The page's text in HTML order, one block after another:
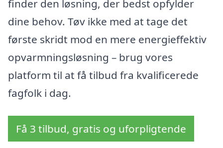
finder den løsning, der bedst opfylder
dine behov. Tøv ikke med at tage det
første skridt mod en mere energieffektiv
opvarmningsløsning – brug vores
platform til at få tilbud fra kvalificerede
fagfolk i dag.
Få 3 tilbud, gratis og uforpligtende